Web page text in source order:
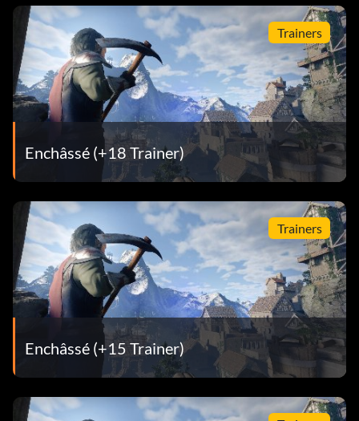
Trainers
Enchâssé (+18 Trainer)
Trainers
Enchâssé (+15 Trainer)